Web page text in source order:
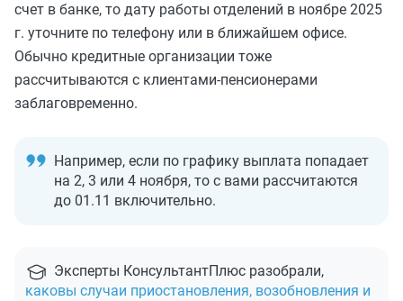
счет в банке, то дату работы отделений в ноябре 2025
г. уточните по телефону или в ближайшем офисе.
Обычно кредитные организации тоже
рассчитываются с клиентами-пенсионерами
заблаговременно.
Например, если по графику выплата попадает
на 2, 3 или 4 ноября, то с вами рассчитаются
до 01.11 включительно.
Эксперты КонсультантПлюс разобрали,
каковы случаи приостановления, возобновления и